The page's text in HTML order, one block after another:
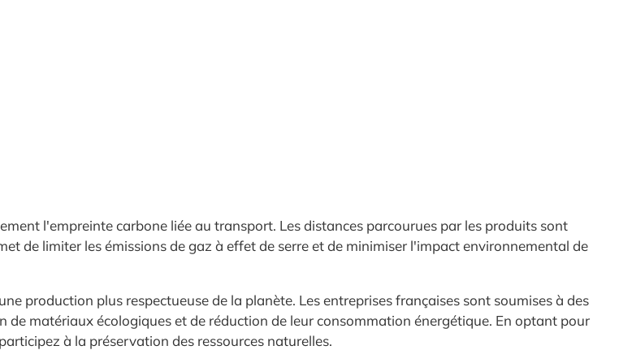
l'empreinte carbone liée au transport. Les distances parcourues par les produits sont
de limiter les émissions de gaz à effet de serre et de minimiser l'impact environnemental de
production plus respectueuse de la planète. Les entreprises françaises sont soumises à des
matériaux écologiques et de réduction de leur consommation énergétique. En optant pour
à la préservation des ressources naturelles.